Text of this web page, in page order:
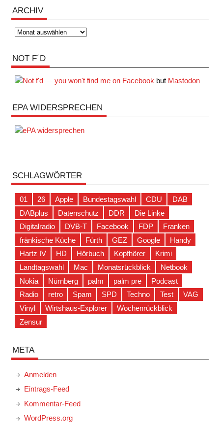
ARCHIV
Archiv
NOT F´D
but Mastodon
EPA WIDERSPRECHEN
SCHLAGWÖRTER
01 26 Apple Bundestagswahl CDU
DAB
DABplus
Datenschutz DDR
Die Linke
Digitalradio
DVB-T Facebook FDP
Franken
fränkische Küche
Fürth GEZ Google
Handy
Hartz IV
HD Hörbuch Kopfhörer
Krimi
Landtagswahl
Mac Monatsrückblick
Netbook
Nokia
Nürnberg palm palm pre
Podcast
Radio
retro Spam SPD Techno Test
VAG
Vinyl
Wirtshaus-Explorer
Wochenrückblick
Zensur
META
Anmelden
Eintrags-Feed
Kommentar-Feed
WordPress.org